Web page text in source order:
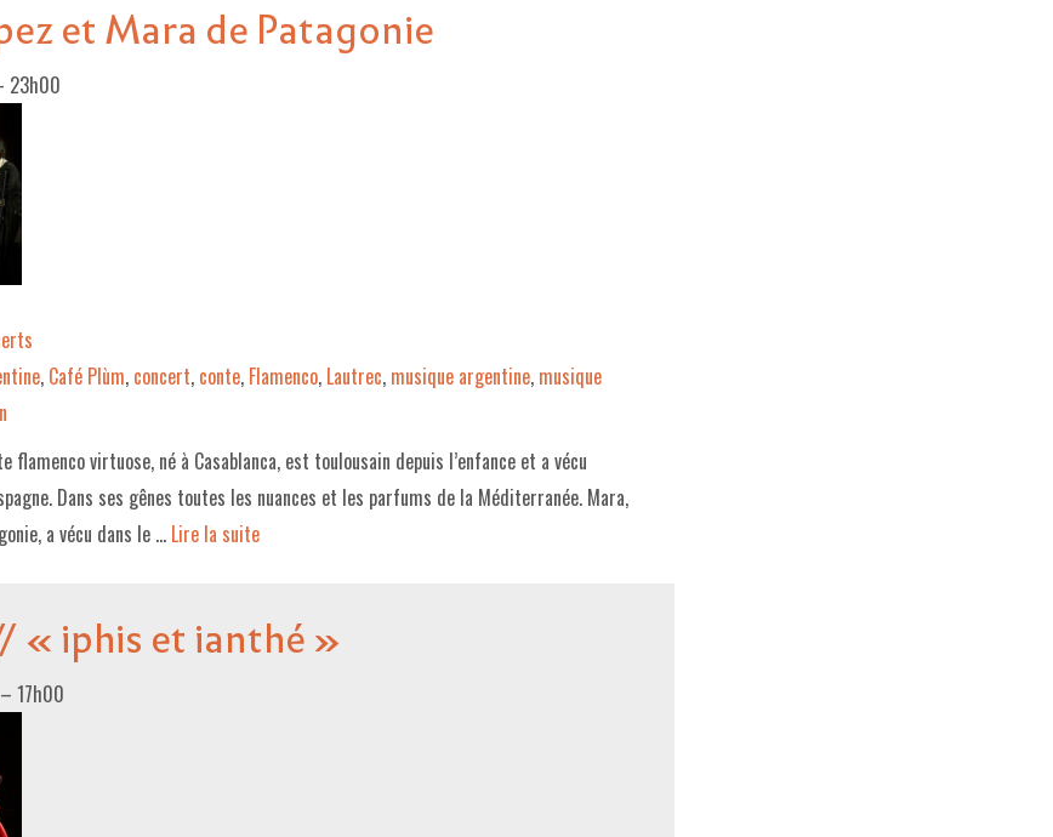
et Mara de Patagonie
23h00
, Café Plùm, concert, conte, Flamenco, Lautrec, musique argentine, musique
flamenco virtuose, né à Casablanca, est toulousain depuis l’enfance et a vécu
Dans ses gênes toutes les nuances et les parfums de la Méditerranée. Mara,
a vécu dans le … Lire la suite­­
« iphis et ianthé »
– 17h00